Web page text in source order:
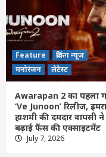
Feature
ब्रेकिंग न्यूज
मनोरंजन
लेटेस्ट
Awarapan 2 का पहला
‘Ve Junoon’ रिलीज,
हाशमी की दमदार वापसी ने
बढ़ाई फैंस की एक्साइटमेंट
July 7, 2026
4
CG- साय
होगी शेयर
बॉन्ड होंगे
5
Feature
Aaj ka
अशुभ मुहूर्त
Feature
Aaj ka